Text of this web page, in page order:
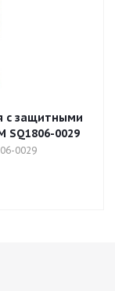
с защитными
SQ1806-0029
0029